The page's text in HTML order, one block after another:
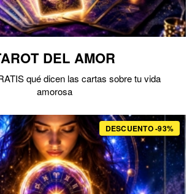
DEL AMOR
qué dicen las cartas sobre tu vida
amorosa
DESCUENTO -93%